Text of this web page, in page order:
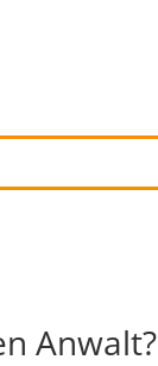
Anwalt?